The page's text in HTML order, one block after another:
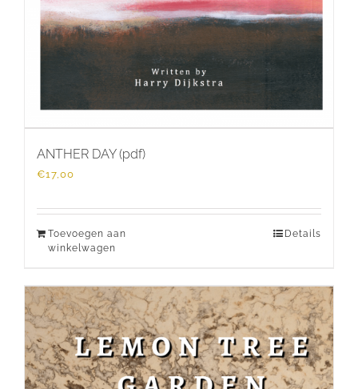
ANTHER DAY (pdf)
€17,00
Toevoegen aan
winkelwagen
Details